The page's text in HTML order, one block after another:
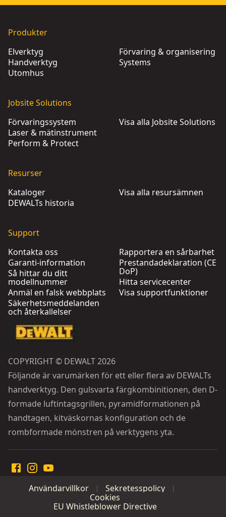
Produkter
Elverktyg
Handverktyg
Utomhus
Förvaring & organisering
Systems
Jobsite Solutions
Förvaringssystem
Laser & mätinstrument
Perform & Protect
Visa alla Jobsite Solutions
Resurser
Kataloger
DEWALTs historia
Visa alla resursämnen
Support
Kontakta oss
Garanti-information
Så hittar du ditt
modellnummer
Anmäl en falsk webbplats
Säkerhetsmeddelanden
och återkallelser
Rapportera en sårbarhet
Prestandadeklaration (CE
DoP)
Hitta servicecenter
Visa supportfunktioner
COPYRIGHT © DEWALT 2026
Följande är varumärken för ett eller flera av DEWALTs
handverktyg. Den gulsvarta färgkombinitionen, den D-
formade luftintagsgrillen, pyramidformationen på
handtagen, kitväskornas konfiguration och de
rombformade mönstren på verktygens yta.
Användarvillkor
Sekretesspolicy
Cookies
EU Whistleblower Directive